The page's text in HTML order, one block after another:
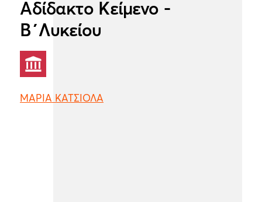
Αδίδακτο Κείμενο -
Β΄Λυκείου
ΜΑΡΙΑ ΚΑΤΣΙΟΛΑ